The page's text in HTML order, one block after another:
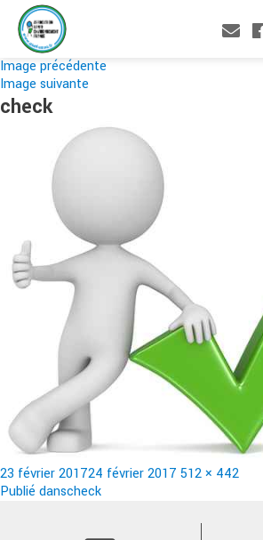
Image précédente
Image suivante
check
Publié
le
23 février 201724 février 2017 Taille
512 × 442
Navigation
Publié danscheck